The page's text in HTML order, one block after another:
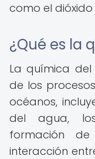
como el
¿Qué es la
La química
de los
océanos,
del agua,
formación
interacción